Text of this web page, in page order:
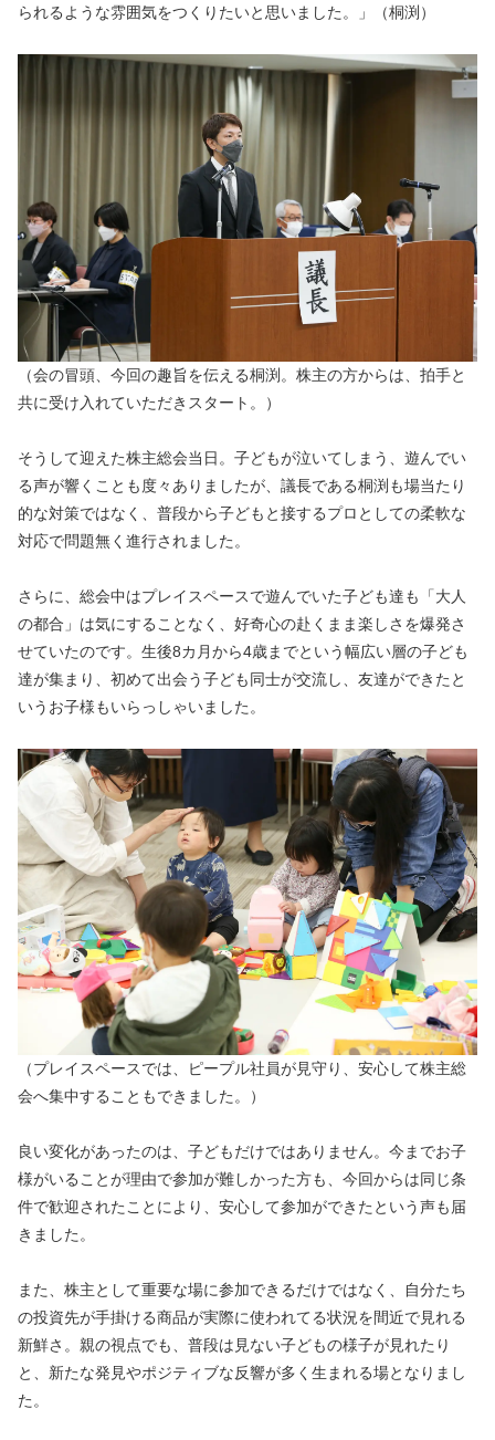
られるような雰囲気をつくりたいと思いました。」（桐渕）
（会の冒頭、今回の趣旨を伝える桐渕。株主の方からは、拍手と
共に受け入れていただきスタート。）
そうして迎えた株主総会当日。子どもが泣いてしまう、遊んでい
る声が響くことも度々ありましたが、議長である桐渕も場当たり
的な対策ではなく、普段から子どもと接するプロとしての柔軟な
対応で問題無く進行されました。
さらに、総会中はプレイスペースで遊んでいた子ども達も「大人
の都合」は気にすることなく、好奇心の赴くまま楽しさを爆発さ
せていたのです。生後8カ月から4歳までという幅広い層の子ども
達が集まり、初めて出会う子ども同士が交流し、友達ができたと
いうお子様もいらっしゃいました。
（プレイスペースでは、ピープル社員が見守り、安心して株主総
会へ集中することもできました。）
良い変化があったのは、子どもだけではありません。今までお子
様がいることが理由で参加が難しかった方も、今回からは同じ条
件で歓迎されたことにより、安心して参加ができたという声も届
きました。
また、株主として重要な場に参加できるだけではなく、自分たち
の投資先が手掛ける商品が実際に使われてる状況を間近で見れる
新鮮さ。親の視点でも、普段は見ない子どもの様子が見れたり
と、新たな発見やポジティブな反響が多く生まれる場となりまし
た。